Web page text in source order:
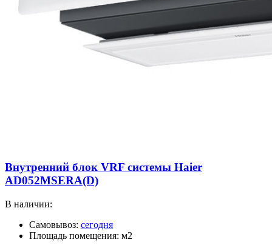
Внутренний блок VRF системы Haier
AD052MSERA(D)
В наличии:
Самовывоз: сегодня
Площадь помещения: м2